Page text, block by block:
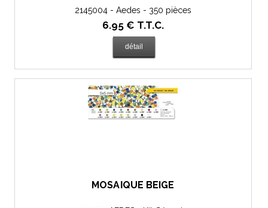
2145004 - Aedes - 350 pièces
6.95 € T.T.C.
MOSAÏQUE BEIGE